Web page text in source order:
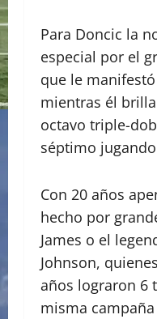
Para Doncic la
especial por el
que le
mientras él
octavo triple-
séptimo
Con 20 años
hecho por
James o el
Johnson,
años lograron 6
misma